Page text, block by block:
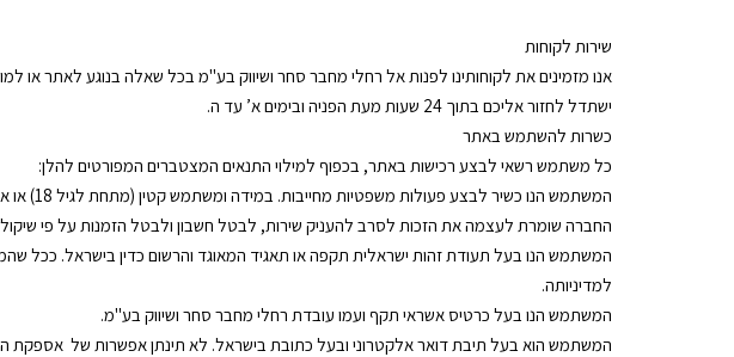
שירות לקוחות
ישתדל לחזור אליכם בתוך 24 שעות מעת הפניה ובימים א’ עד ה.
כשרות להשתמש באתר
כל משתמש רשאי לבצע רכישות באתר, בכפוף למילוי התנאים המצטברים המפורטים להלן:
המשתמש הנו כשיר לבצע פעולות משפטיות מחייבות. במידה ומשתמש קטין (מתחת לגיל 18) או אינו זכאי לבצע פעולות משפטיות ללא אישור אפוטרופוס, יראו את שימושו באתר כאילו קיבל את אישור האפוטרופוס שלו.
החברה שומרת לעצמה את הזכות לסרב להעניק שירות, לבטל חשבון ולבטל הזמנות על פי שיקול דעתה הבלעדי בכל מקרה
המשתמש הנו בעל תעודת זהות ישראלית תקפה או תאגיד המאוגד והרשום כדין בישראל. ככל
למדיניותה.
המשתמש הנו בעל כרטיס אשראי תקף ועמו עובדת רחלי מחבר סחר ושיווק בע"מ.
המשתמש הוא בעל תיבת דואר אלקטרוני ובעל כתובת בישראל. לא תינתן אפשרות של אספקת